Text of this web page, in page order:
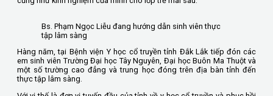
Bs. Phạm Ngọc Liễu đang hướng dẫn sinh viên thực
tập lâm sàng
Hàng năm, tại Bệnh viện Y học cổ truyền tỉnh Đắk Lắk tiếp đón các
em sinh viên Trường Đại học Tây Nguyên, Đại học Buôn Ma Thuột và
một số trường cao đẳng và trung học đóng trên địa bàn tỉnh đến
thực tập lâm sàng.